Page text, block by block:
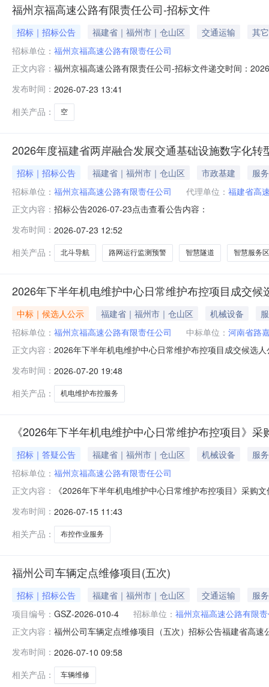
福州京福高速公路有限责任公司-招标文件
招标｜招标公告 福建省｜福州市｜仓山区 交通运输
其它
招标单位： 福州京福高速公路有限责任公司
正文内容： 福州京福高速公路有限责任公司-招标文件递交时间：
资格审查方式答疑澄清时间是否延期延期后开标时间延
发布时间： 2026-07-23 13:41
相关产品：
空
2026年度福建省两岸融合发展交通基础设施数字化
招标｜招标公告 福建省｜福州市｜仓山区 市政基建
服务
招标单位： 福州京福高速公路有限责任公司 代理单位： 福建省高
正文内容： 招标公告2026-07-23点击查看公告内容：
发布时间： 2026-07-23 12:52
相关产品：
北斗导航 路网运行监测预警 智慧隧道 智慧服务区
2026年下半年机电维护中心日常维护布控项目成交候
中标｜候选人公示 福建省｜福州市｜仓山区 机械设备
招标单位： 福州京福高速公路有限责任公司 中标单位： 河南省路
正文内容： 2026年下半年机电维护中心日常维护布控项目成交候选
人：福州京福高速公路有限责任公司机电维护中心本项
报价的报价人名称
发布时间： 2026-07-20 19:48
相关产品：
机电维护布控服务
《2026年下半年机电维护中心日常维护布控项目》
招标｜答疑公告 福建省｜福州市｜仓山区 机械设备
服务
招标单位： 福州京福高速公路有限责任公司
正文内容：
《2026年下半年机电维护中心日常维护布控项目》采购
控项目服务合同第一条第2款第（7）项原文：施工单位
展各类别的涉路布控，作业类别涵盖移动
发布时间： 2026-07-15 11:43
相关产品：
布控作业服务
福州公司车辆定点维修项目(五次)
招标｜招标公告 福建省｜福州市｜仓山区 交通运输
服务
项目编号： GSZ-2026-010-4 招标单位： 福州京福高速公路有限
正文内容： 福州公司车辆定点维修项目（五次）招标公告福建省高
公路有限公司、福州机场二期高速公路有限公司、福州
有限责任公司、福州东南绕城高速公路有限公司、福
发布时间： 2026-07-10 09:58
相关产品：
车辆维修